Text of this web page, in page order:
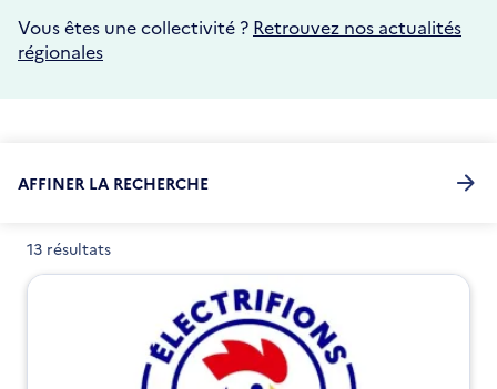
Vous êtes une collectivité ? Retrouvez nos actualités
régionales
AFFINER LA RECHERCHE
13 résultats